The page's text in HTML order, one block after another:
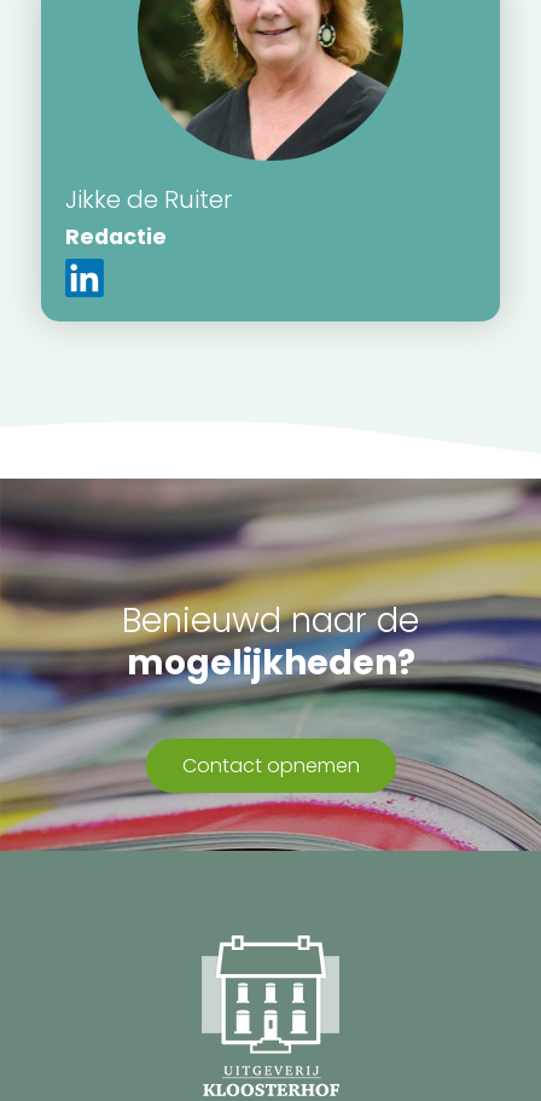
Jikke de Ruiter
Redactie
Benieuwd naar de
mogelijkheden?
Contact opnemen